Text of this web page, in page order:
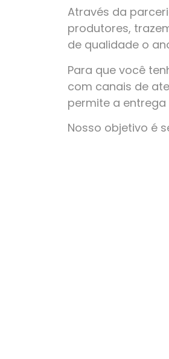
Através da
produtores,
de qualidade o
Para que você
com canais de
permite a
Nosso objetivo é